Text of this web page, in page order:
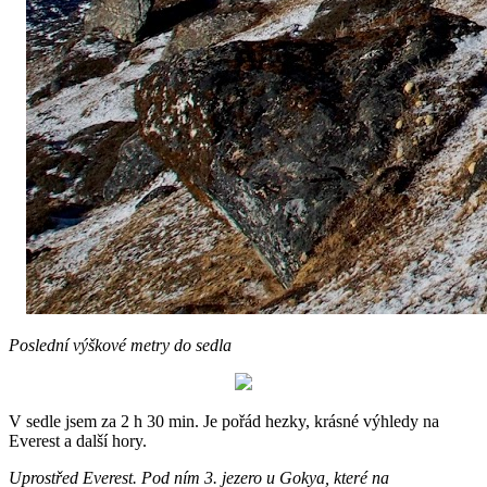
Poslední výškové metry do sedla
V sedle jsem za 2 h 30 min. Je pořád hezky, krásné výhledy na
Everest a další hory.
Uprostřed Everest. Pod ním 3. jezero u Gokya, které na